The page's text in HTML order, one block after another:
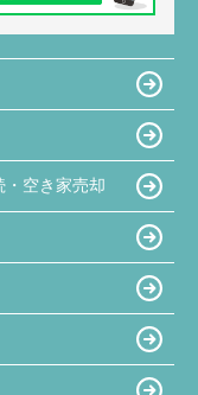
空き家売却